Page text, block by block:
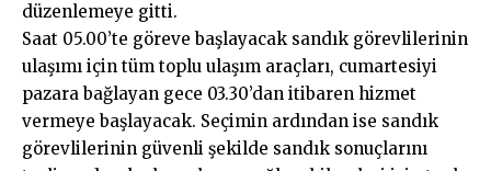
düzenlemeye gitti.
Saat 05.00’te göreve başlayacak sandık görevlilerinin
ulaşımı için tüm toplu ulaşım araçları, cumartesiyi
pazara bağlayan gece 03.30’dan itibaren hizmet
vermeye başlayacak. Seçimin ardından ise sandık
görevlilerinin güvenli şekilde sandık sonuçlarını